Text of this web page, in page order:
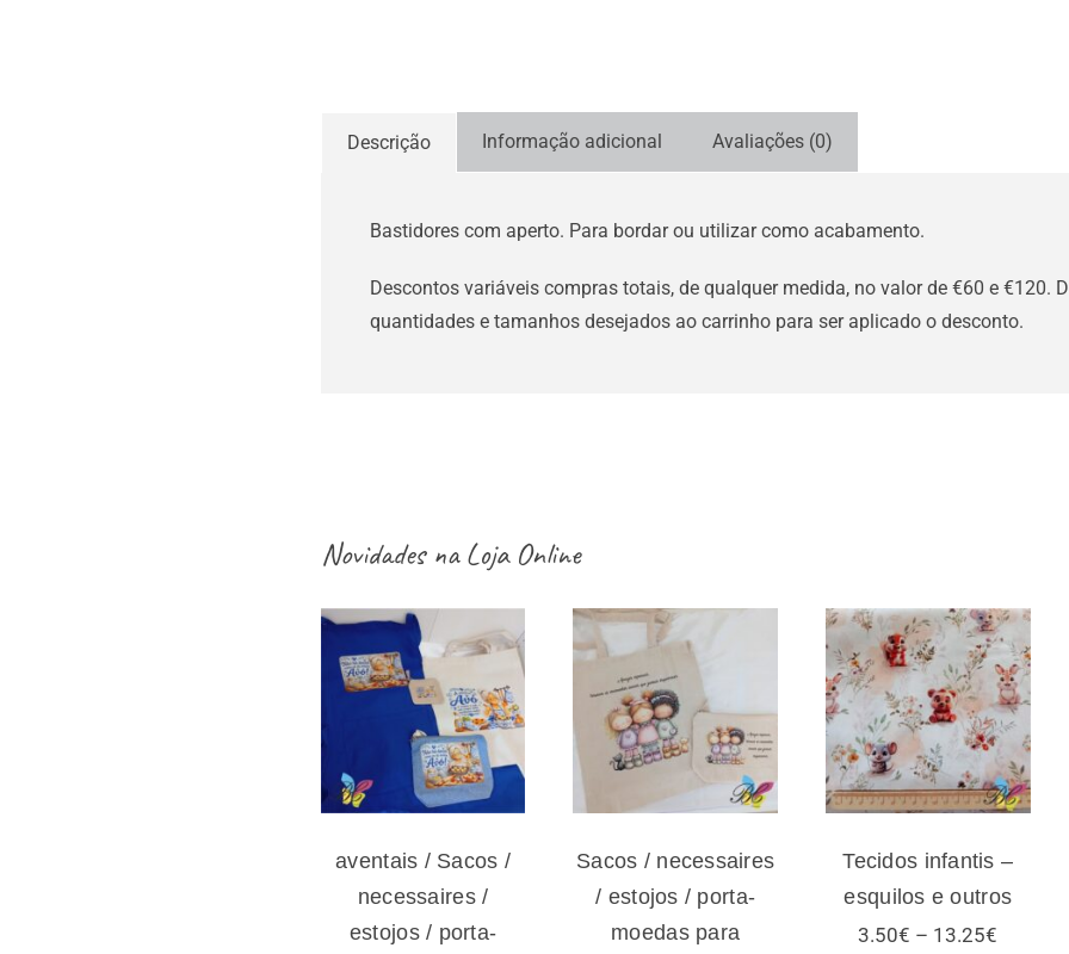
Descrição Informação adicional Avaliações (0)
Bastidores com aperto. Para bordar ou utilizar como acabamento.
Descontos variáveis compras totais, de qualquer medida, no valor de €60 e €120.
quantidades e tamanhos desejados ao carrinho para ser aplicado o desconto.
Novidades naLoja Online
aventais / Sacos
/ necessaires /
estojos / porta-
moedas dia dos
avós – vários
modelos
aventais / Sacos /
necessaires /
estojos / porta-
Sacos /
necessaires /
estojos / porta-
moedas para
amigas e gatos –
vários modelos
Sacos / necessaires
/ estojos / porta-
moedas para
Tecidos infantis
– esquilos e
outros
Tecidos infantis –
esquilos e outros
3.50€ – 13.25€